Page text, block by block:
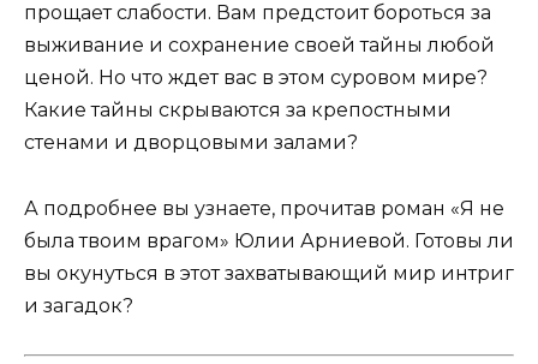
прощает слабости. Вам предстоит бороться за
выживание и сохранение своей тайны любой
ценой. Но что ждет вас в этом суровом мире?
Какие тайны скрываются за крепостными
стенами и дворцовыми залами?
А подробнее вы узнаете, прочитав роман «Я не
была твоим врагом» Юлии Арниевой. Готовы ли
вы окунуться в этот захватывающий мир интриг
и загадок?